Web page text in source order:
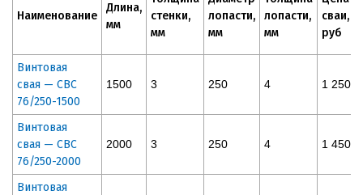
Наименование
Длина,
мм
стенки,
мм
лопасти,
мм
лопасти,
мм
сваи,
руб
Винтовая
свая — СВС
76/250-1500
1500 3 250 4 1 250
Винтовая
свая — СВС
76/250-2000
2000 3 250 4 1 450
Винтовая